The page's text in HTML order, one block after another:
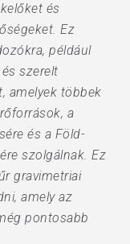
és
Ez
például
szerelt
amelyek többek
a
és a Föld-
szolgálnak. Ez
gravimetriai
amely az
pontosabb